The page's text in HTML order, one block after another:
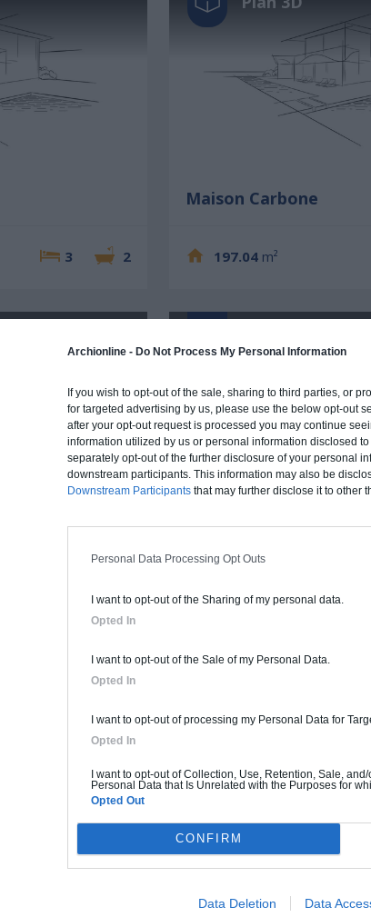
Archionline - Do Not Process My Personal Information
If you wish to opt-out of the sale, sharing to third parties, or
for targeted advertising by us, please use the below opt-out
after your opt-out request is processed you may continue
information utilized by us or personal information disclosed
separately opt-out of the further disclosure of your personal
downstream participants. This information may also be
Downstream Participants that may further disclose it to other
Personal Data Processing Opt Outs
I want to opt-out of the Sharing of my personal data.
Opted In
I want to opt-out of the Sale of my Personal Data.
Opted In
I want to opt-out of processing my Personal Data for
Opted In
I want to opt-out of Collection, Use, Retention, Sale,
Personal Data that Is Unrelated with the Purposes for
Opted Out
CONFIRM
Data Deletion Data
3 2
Maison Carbone
197.04 m²
2
Maison Cabriere
140 m²
Plan 3D
Maison Bulle